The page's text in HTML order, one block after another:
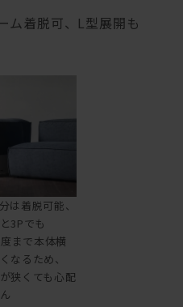
ム着脱可、L型展開も
は着脱可能、
3Pでも
まで本体横
なるため、
狭くても心配